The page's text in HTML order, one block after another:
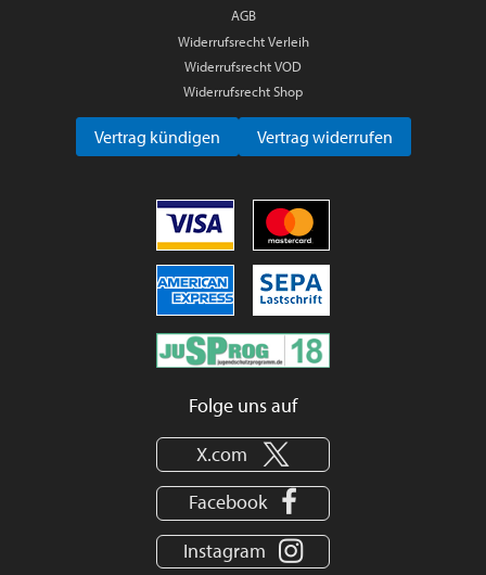
AGB
Widerrufsrecht Verleih
Widerrufsrecht VOD
Widerrufsrecht Shop
Vertrag kündigen Vertrag widerrufen
Folge uns auf
X.com
Facebook
Instagram